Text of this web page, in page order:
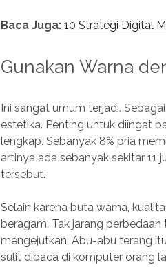
Baca Juga:10 Strategi Digital
Gunakan Warna
Ini sangat umum terjadi.
estetika. Penting untuk diingat
lengkap. Sebanyak 8% pria
artinya ada sebanyak sekitar 11
tersebut.
Selain karena buta warna,
beragam. Tak jarang
mengejutkan. Abu-abu terang
sulit dibaca di komputer orang